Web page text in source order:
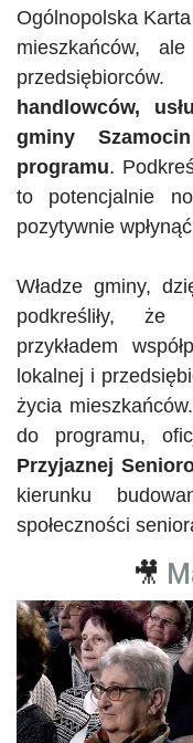
Ogólnopolska
mieszkańców,
przedsiębiorców.
handlowców,
gminy
programu.
to potencjalnie
pozytywnie
Władze gminy,
podkreśliły, że
przykładem
lokalnej i
życia
do programu,
Przyjaznej
kierunku
społeczności
🎥